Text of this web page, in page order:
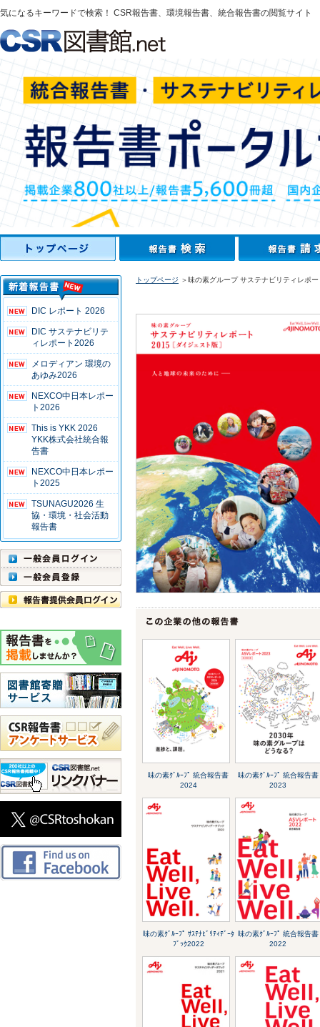
気になるキーワードで検索！ CSR報告書、環境報告書、統合報告書の閲覧サイト
DIC レポート 2026
DIC サステナビリテ
ィレポート2026
メロディアン 環境の
あゆみ2026
NEXCO中日本レポー
ト2026
This is YKK 2026
YKK株式会社統合報
告書
NEXCO中日本レポー
ト2025
TSUNAGU2026 生
協・環境・社会活動
報告書
トップページ ＞味の素グループ サステナビリティレポ
味の素ｸﾞﾙｰﾌﾟ 統合報告書
2024
味の素ｸﾞﾙｰﾌﾟ 統合報告書
2023
味の素ｸﾞﾙｰﾌﾟ ｻｽﾃﾅﾋﾞﾘﾃｨﾃﾞｰﾀ
ﾌﾞｯｸ2022
味の素ｸﾞﾙｰﾌﾟ 統合報告書
2022